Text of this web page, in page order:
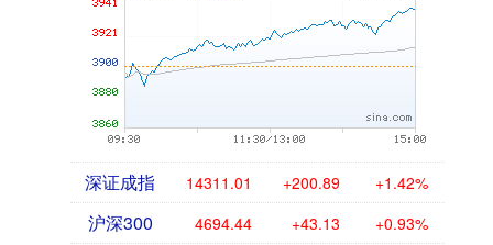
深证成指 14311.01 +200.89 +1.42%
沪深300 4694.44 +43.13 +0.93%